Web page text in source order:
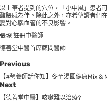
以上筆者提到的穴位，「小中風」患者
酸脹感為佳。除此之外，亦希望讀者們
變對心腦血管的不良影響。
張琛 註冊中醫師
德善堂中醫首席顧問醫師
Previous
【#營養師話你知】冬至湯圓健康Mix
Next
【德善堂中醫】咳嗽難以治療?